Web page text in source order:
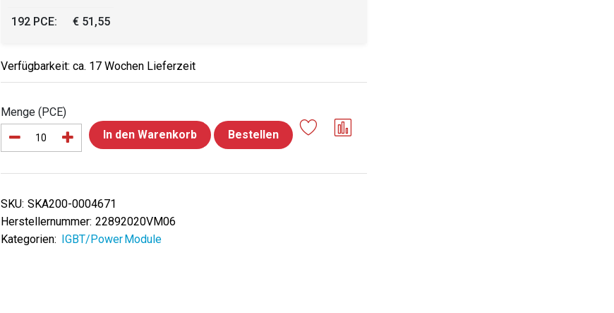
192 PCE: € 51,55
Verfügbarkeit: ca. 17 Wochen Lieferzeit
Menge (PCE)
In den Warenkorb
Bestellen
SKU: SKA200-0004671
Herstellernummer: 22892020VM06
Kategorien: IGBT/Power Module